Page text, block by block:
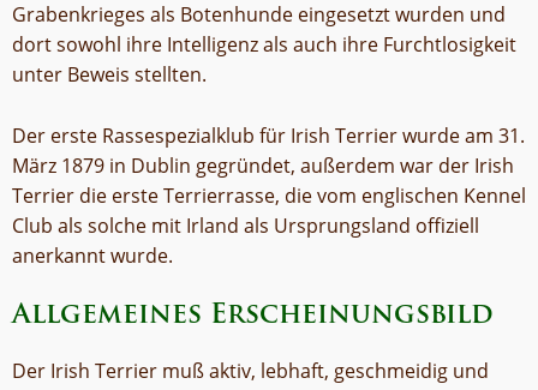
Grabenkrieges als Botenhunde eingesetzt wurden und
dort sowohl ihre Intelligenz als auch ihre Furchtlosigkeit
unter Beweis stellten.
Der erste Rassespezialklub für Irish Terrier wurde am 31.
März 1879 in Dublin gegründet, außerdem war der Irish
Terrier die erste Terrierrasse, die vom englischen Kennel
Club als solche mit Irland als Ursprungsland offiziell
anerkannt wurde.
Allgemeines Erscheinungsbild
Der Irish Terrier muß aktiv, lebhaft, geschmeidig und